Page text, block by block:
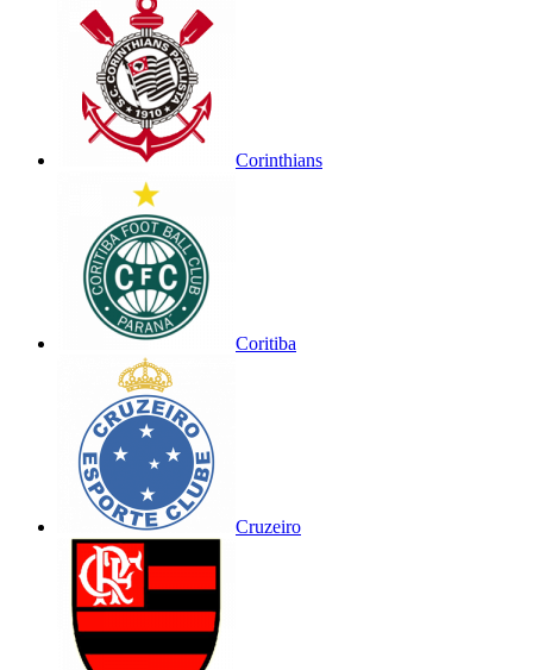
Corinthians
Coritiba
Cruzeiro